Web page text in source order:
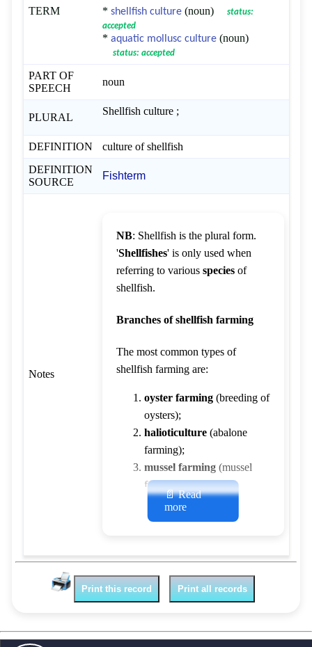
TERM * shellfish culture(noun)
status:
accepted
* aquatic mollusc culture(noun)
status: accepted
PART OF
SPEECH
noun
PLURAL
Shellfish culture ;
DEFINITION
culture of shellfish
DEFINITION
SOURCE
Fishterm
Notes
NB: Shellfish is the plural form.
'Shellfishes' is only used when
referring to various speciesof
shellfish.
Branches of shellfish farming
The most common types of
shellfish farming are:
oyster farming(breeding of
oysters);
halioticulture(abalone
farming);
mussel farming(mussel
farming);
pectiniculture
farming);
📄 Read
more
Print this record Print all records